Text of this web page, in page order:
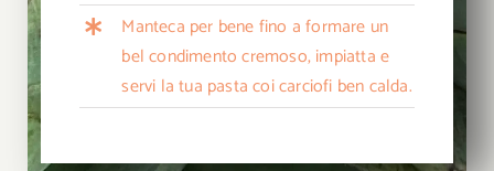
Manteca per bene fino a formare un
bel condimento cremoso, impiatta e
servi la tua pasta coi carciofi ben calda.